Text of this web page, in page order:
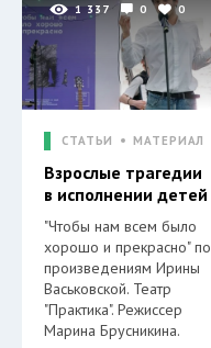
1 337 0 0
СТАТЬИ МАТЕРИАЛ
Взрослые трагедии
в исполнении детей
"Чтобы нам всем было
хорошо и прекрасно" по
произведениям Ирины
Васьковской. Театр
"Практика". Режиссер
Марина Брусникина.